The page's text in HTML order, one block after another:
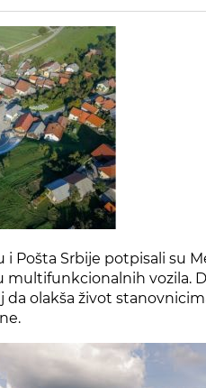
i Pošta Srbije potpisali su
multifunkcionalnih vozila.
da olakša život